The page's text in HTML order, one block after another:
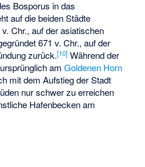
Bosporus in das
auf die beiden Städte
Chr., auf der asiatischen
671 v. Chr., auf der
zurück.[10] Während der
ursprünglich amGoldenen Horn
mit dem Aufstieg der Stadt
nur schwer zu erreichen
Hafenbecken am